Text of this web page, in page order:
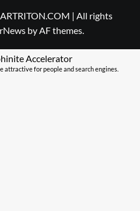
| All rights
by AF themes.
Accelerator
attractive for people and search engines.